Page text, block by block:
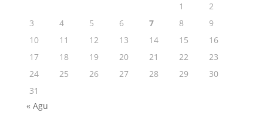
1
2
3
4 5 6 7 8
9
10
11 12 13 14 15
16
17
18 19 20 21 22
23
24
25 26 27 28 29
30
31
« Agu